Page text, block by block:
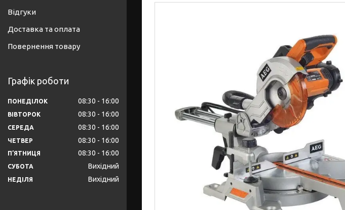
Відгуки
Доставка та оплата
Повернення товару
Графік роботи
ПОНЕДІЛОК 08:30 16:00
ВІВТОРОК 08:30 16:00
СЕРЕДА 08:30 16:00
ЧЕТВЕР 08:30 16:00
ПʼЯТНИЦЯ 08:30 16:00
СУБОТА Вихідний
НЕДІЛЯ Вихідний